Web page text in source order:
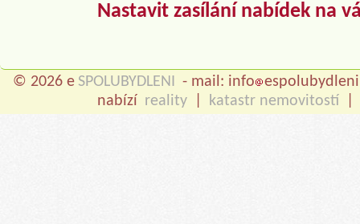
Nastavit zasílání nabídek na
© 2026 e SPOLUBYDLENI - mail: info
nabízí reality katastr nemovitostí